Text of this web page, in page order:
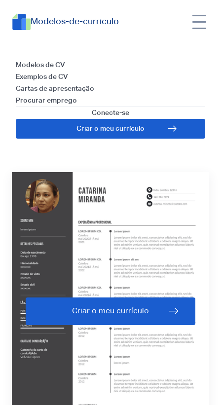
Modelos-de-curriculo
Modelos de CV
Exemplos de CV
Cartas de apresentação
Procurar emprego
Conecte-se
Criar o meu currículo
Currículos para
Designer de Jogos
Educativos: Guia
Melhor para 2024
Criar o meu currículo